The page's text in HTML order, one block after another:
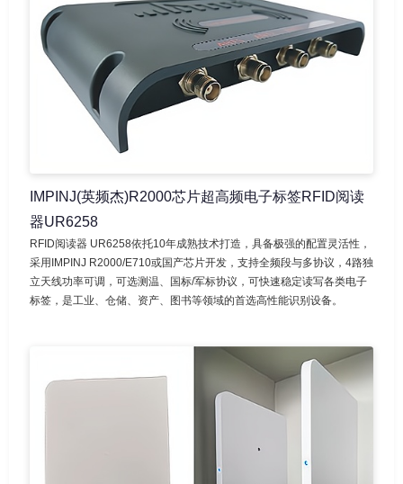
IMPINJ(英频杰)R2000芯片超高频电子标签RFID阅读
器UR6258
RFID阅读器 UR6258依托10年成熟技术打造，具备极强的配置灵活性，
采用IMPINJ R2000/E710或国产芯片开发，支持全频段与多协议，4路独
立天线功率可调，可选测温、国标/军标协议，可快速稳定读写各类电子
标签，是工业、仓储、资产、图书等领域的首选高性能识别设备。